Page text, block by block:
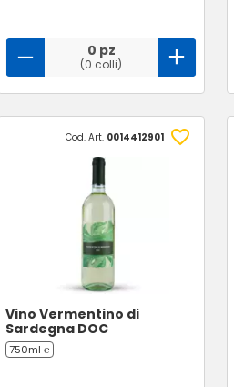
0 pz
(0 colli)
Cod. Art. 0014412901
Vino Vermentino di
Sardegna DOC
750ml ℮